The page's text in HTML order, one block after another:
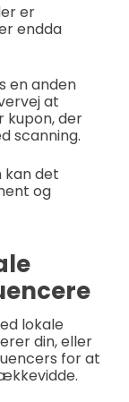
er
endda
en anden
at
kupon, der
scanning.
kan det
og
lokale
din, eller
for at